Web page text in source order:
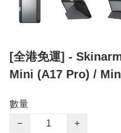
[全港免運] -
Mini (A17 Pro) /
數量
−
+